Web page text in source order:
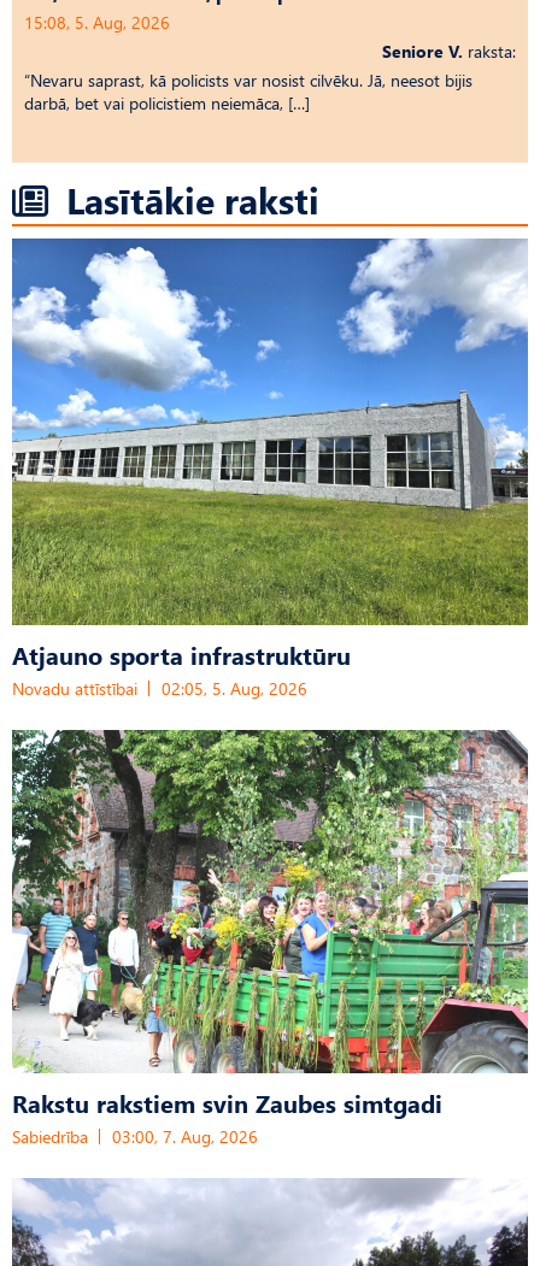
15:08, 5. Aug, 2026
Seniore V. raksta:
“Nevaru saprast, kā policists var nosist cilvēku. Jā, neesot bijis
darbā, bet vai policistiem neiemāca, […]
Lasītākie raksti
Atjauno sporta infrastruktūru
Novadu attīstībai 02:05, 5. Aug, 2026
Rakstu rakstiem svin Zaubes simtgadi
Sabiedrība 03:00, 7. Aug, 2026